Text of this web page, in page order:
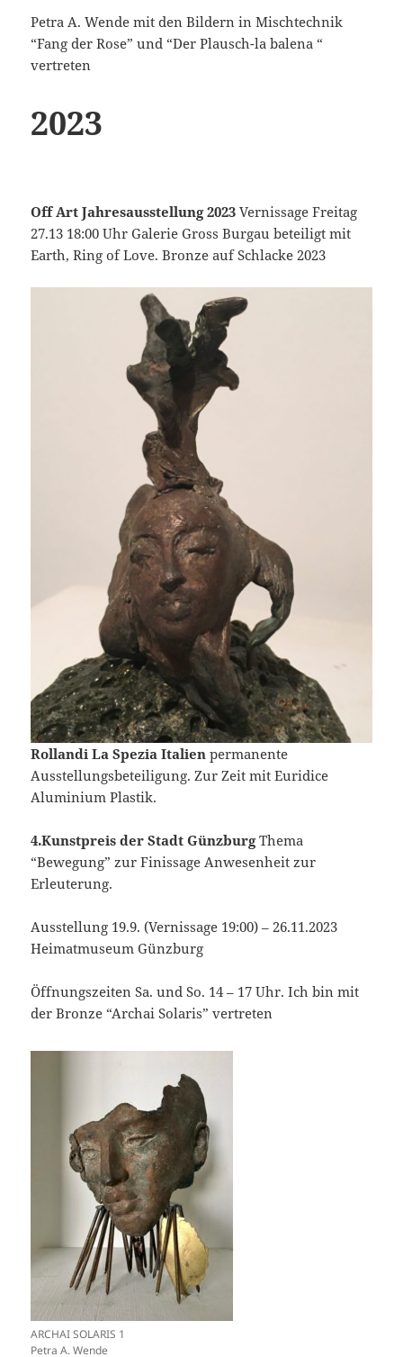
Petra A. Wende mit den Bildern in Mischtechnik
“Fang der Rose” und “Der Plausch-la balena “
vertreten
2023
Off Art Jahresausstellung 2023Vernissage Freitag
27.13 18:00 Uhr Galerie Gross Burgau beteiligt mit
Earth, Ring of Love. Bronze auf Schlacke 2023
Rollandi La Spezia Italienpermanente
Ausstellungsbeteiligung. Zur Zeit mit Euridice
Aluminium Plastik.
4.Kunstpreis der Stadt GünzburgThema
“Bewegung” zur Finissage Anwesenheit zur
Erleuterung.
Ausstellung 19.9. (Vernissage 19:00) – 26.11.2023
Heimatmuseum Günzburg
Öffnungszeiten Sa. und So. 14 – 17 Uhr. Ich bin mit
der Bronze “Archai Solaris” vertreten
ARCHAI SOLARIS 1
Petra A. Wende